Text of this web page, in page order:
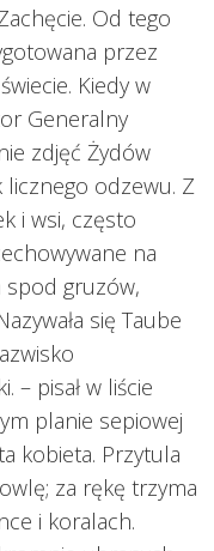
Od tego
przez
Kiedy w
Generalny
zdjęć Żydów
licznego odzewu. Z
i wsi, często
na
spod gruzów,
się Taube
– pisał w liście
planie sepiowej
kobieta. Przytula
za rękę trzyma
i koralach.